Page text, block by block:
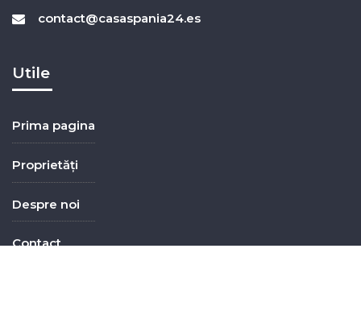
contact@casaspania24.es
Utile
Prima pagina
Proprietăți
Despre noi
Contact